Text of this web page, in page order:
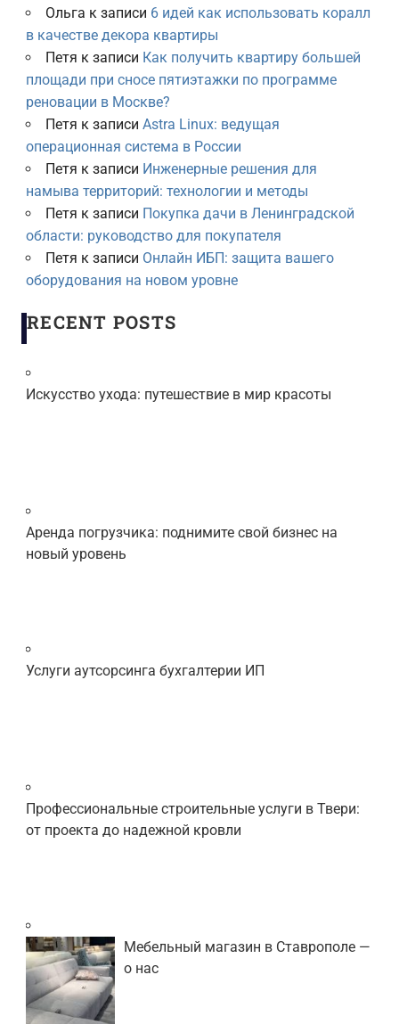
Ольга к записи 6 идей как использовать коралл
в качестве декора квартиры
Петя к записи Как получить квартиру большей
площади при сносе пятиэтажки по программе
реновации в Москве?
Петя к записи Astra Linux: ведущая
операционная система в России
Петя к записи Инженерные решения для
намыва территорий: технологии и методы
Петя к записи Покупка дачи в Ленинградской
области: руководство для покупателя
Петя к записи Онлайн ИБП: защита вашего
оборудования на новом уровне
RECENT POSTS
Искусство ухода: путешествие в мир красоты
Аренда погрузчика: поднимите свой бизнес на
новый уровень
Услуги аутсорсинга бухгалтерии ИП
Профессиональные строительные услуги в Твери:
от проекта до надежной кровли
Мебельный магазин в Ставрополе —
о нас